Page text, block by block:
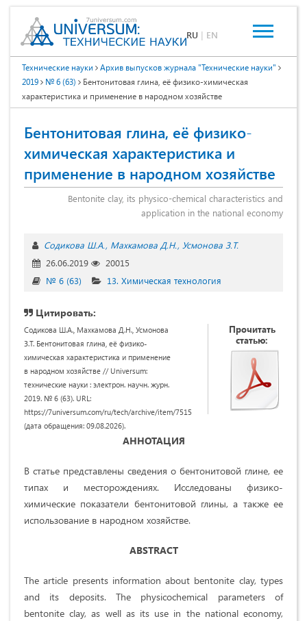
RU | EN
Технические науки
Архив выпусков журнала "Технические науки"
2019
№ 6 (63)
Бентонитовая глина, её физико-химическая
характеристика и применение в народном хозяйстве
Бентонитовая глина, её физико-
химическая характеристика и
применение в народном хозяйстве
Bentonite clay, its physico-chemical characteristics and
application in the national economy
Содикова Ш.А. Махкамова Д.Н. Усмонова З.Т.
26.06.2019
20015
№ 6 (63)
13. Химическая технология
Цитировать:
Содикова Ш.А., Махкамова Д.Н., Усмонова
З.Т. Бентонитовая глина, её физико-
химическая характеристика и применение
в народном хозяйстве // Universum:
технические науки : электрон. научн. журн.
2019. № 6 (63). URL:
https://7universum.com/ru/tech/archive/item/7515
(дата обращения: 09.08.2026).
Прочитать
статью:
АННОТАЦИЯ
В статье представлены сведения о бентонитовой глине, ее
типах и месторождениях. Исследованы физико-
химические показатели бентонитовой глины, а также ее
использование в народном хозяйстве.
ABSTRACT
The article presents information about bentonite clay, types
and its deposits. The physicochemical parameters of
bentonite clay, as well as its use in the national economy,